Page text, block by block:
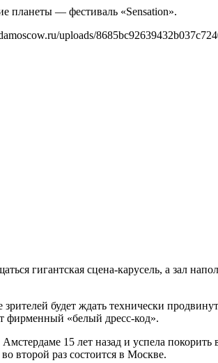
планеты — фестиваль «Sensation».
uploads/
гигантская сцена-карусель, а зал
будет ждать технически
фирменный «белый дресс-код».
15 лет назад и успела
второй раз состоится в Москве.